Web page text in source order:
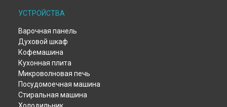
Диагностика варочной панели Smeg в
Диагностика варочной панели Smeg в
Диагностика варочной панели Smeg в
Диагностика варочной панели Smeg в
Диагностика варочной панели Smeg в
Диагностика варочной панели Smeg в
Диагностика варочной панели Smeg в
Диагностика варочной панели Smeg в
УСТРОЙСТВА
Варочная панель
Духовой шкаф
Кофемашина
Кухонная плита
Микроволновая печь
Посудомоечная машина
Стиральная машина